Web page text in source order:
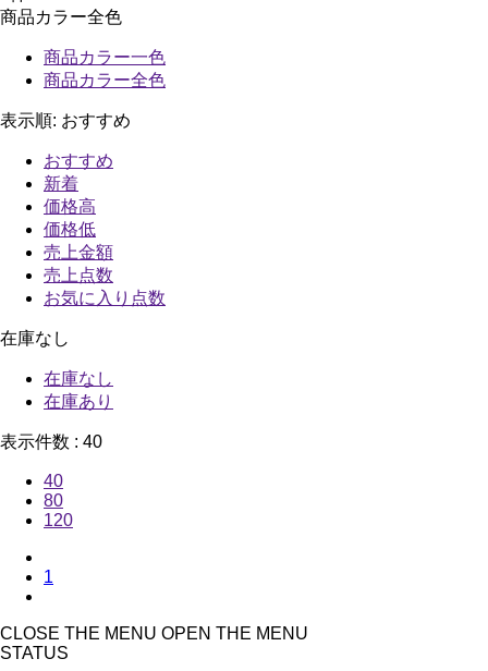
商品カラー全色
商品カラー一色
商品カラー全色
表示順: おすすめ
おすすめ
新着
価格高
価格低
売上金額
売上点数
お気に入り点数
在庫なし
在庫なし
在庫あり
表示件数 : 40
40
80
120
1
CLOSE THE MENU OPEN THE MENU
STATUS